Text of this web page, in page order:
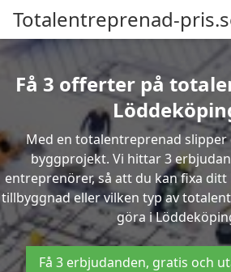
Totalentreprenad-
Få 3 offerter på
Med en totalentreprenad slipper
byggprojekt. Vi hittar 3
entreprenörer, så att du kan fixa
tillbyggnad eller vilken typ av
göra i
Få 3 erbjudanden, gratis och